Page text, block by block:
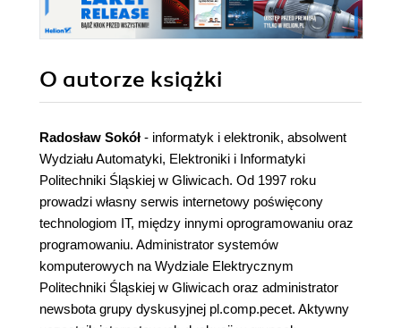
O autorze książki
Radosław Sokół - informatyk i elektronik, absolwent
Wydziału Automatyki, Elektroniki i Informatyki
Politechniki Śląskiej w Gliwicach. Od 1997 roku
prowadzi własny serwis internetowy poświęcony
technologiom IT, między innymi oprogramowaniu oraz
programowaniu. Administrator systemów
komputerowych na Wydziale Elektrycznym
Politechniki Śląskiej w Gliwicach oraz administrator
newsbota grupy dyskusyjnej pl.comp.pecet. Aktywny